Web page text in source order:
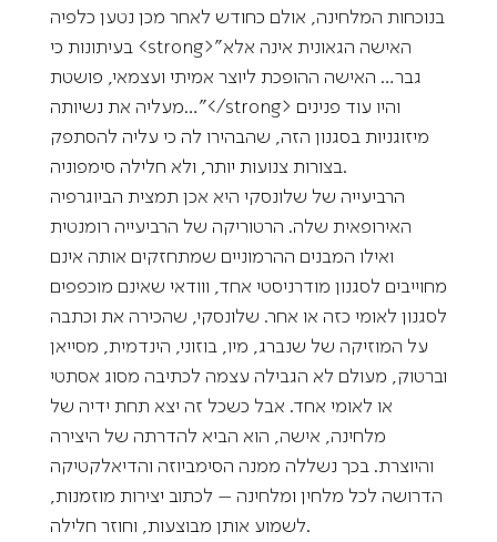
בנוכחות המלחינה, אולם כחודש לאחר מכן נטען כלפיה
בעיתונות כי <strong>”האישה הגאונית אינה אלא
גבר… האישה ההופכת ליוצר אמיתי ועצמאי, פושטת
מעליה את נשיותה…”</strong> והיו עוד פנינים
מיזוגניות בסגנון הזה, שהבהירו לה כי עליה להסתפק
בצורות צנועות יותר, ולא חלילה סימפוניה.
הרביעייה של שלונסקי היא אכן תמצית הביוגרפיה
האירופאית שלה. הרטוריקה של הרביעייה רומנטית
ואילו המבנים ההרמוניים שמתחזקים אותה אינם
מחוייבים לסגנון מודרניסטי אחד, ווודאי שאינם מוכפפים
לסגנון לאומי כזה או אחר. שלונסקי, שהכירה את וכתבה
על המוזיקה של שנברג, מיו, בוזוני, הינדמית, מסייאן
וברטוק, מעולם לא הגבילה עצמה לכתיבה מסוג אסתטי
או לאומי אחד. אבל כשכל זה יצא תחת ידיה של
מלחינה, אישה, הוא הביא להדרתה של היצירה
והיוצרת. בכך נשללה ממנה הסימביוזה והדיאלקטיקה
הדרושה לכל מלחין ומלחינה – לכתוב יצירות מוזמנות,
לשמוע אותן מבוצעות, וחוזר חלילה.